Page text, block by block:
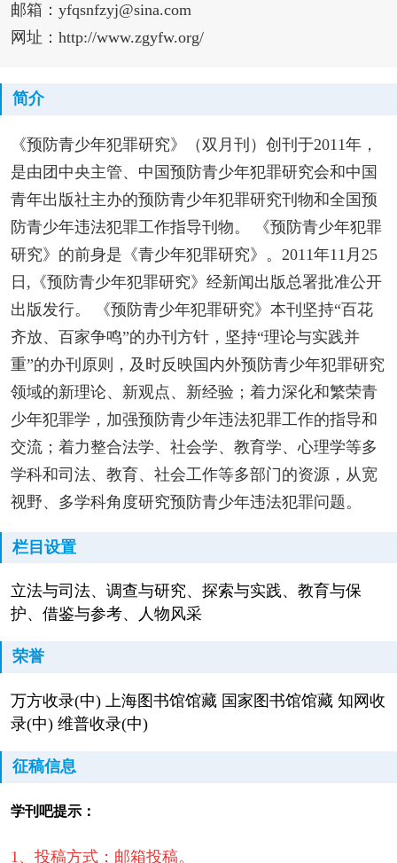
邮箱：yfqsnfzyj@sina.com
网址：http://www.zgyfw.org/
简介
《预防青少年犯罪研究》（双月刊）创刊于2011年，
是由团中央主管、中国预防青少年犯罪研究会和中国
青年出版社主办的预防青少年犯罪研究刊物和全国预
防青少年违法犯罪工作指导刊物。 《预防青少年犯罪
研究》的前身是《青少年犯罪研究》。2011年11月25
日,《预防青少年犯罪研究》经新闻出版总署批准公开
出版发行。 《预防青少年犯罪研究》本刊坚持“百花
齐放、百家争鸣”的办刊方针，坚持“理论与实践并
重”的办刊原则，及时反映国内外预防青少年犯罪研究
领域的新理论、新观点、新经验；着力深化和繁荣青
少年犯罪学，加强预防青少年违法犯罪工作的指导和
交流；着力整合法学、社会学、教育学、心理学等多
学科和司法、教育、社会工作等多部门的资源，从宽
视野、多学科角度研究预防青少年违法犯罪问题。
栏目设置
立法与司法、调查与研究、探索与实践、教育与保
护、借鉴与参考、人物风采
荣誉
万方收录(中) 上海图书馆馆藏 国家图书馆馆藏 知网收
录(中) 维普收录(中)
征稿信息
学刊吧提示：
1、投稿方式：邮箱投稿。